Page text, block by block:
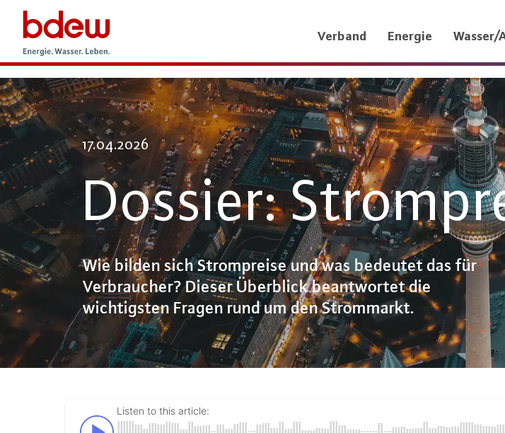
Verband Energie Wasser/
17.04.2026
Dossier:
Wie bilden sich Strompreise und was bedeutet das für
Verbraucher? Dieser Überblick beantwortet die
wichtigsten Fragen rund um den Strommarkt.
Listen to this article: